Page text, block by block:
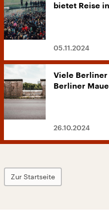
bietet Reise
05.11.2024
Viele Berliner
Berliner
26.10.2024
Zur Startseite